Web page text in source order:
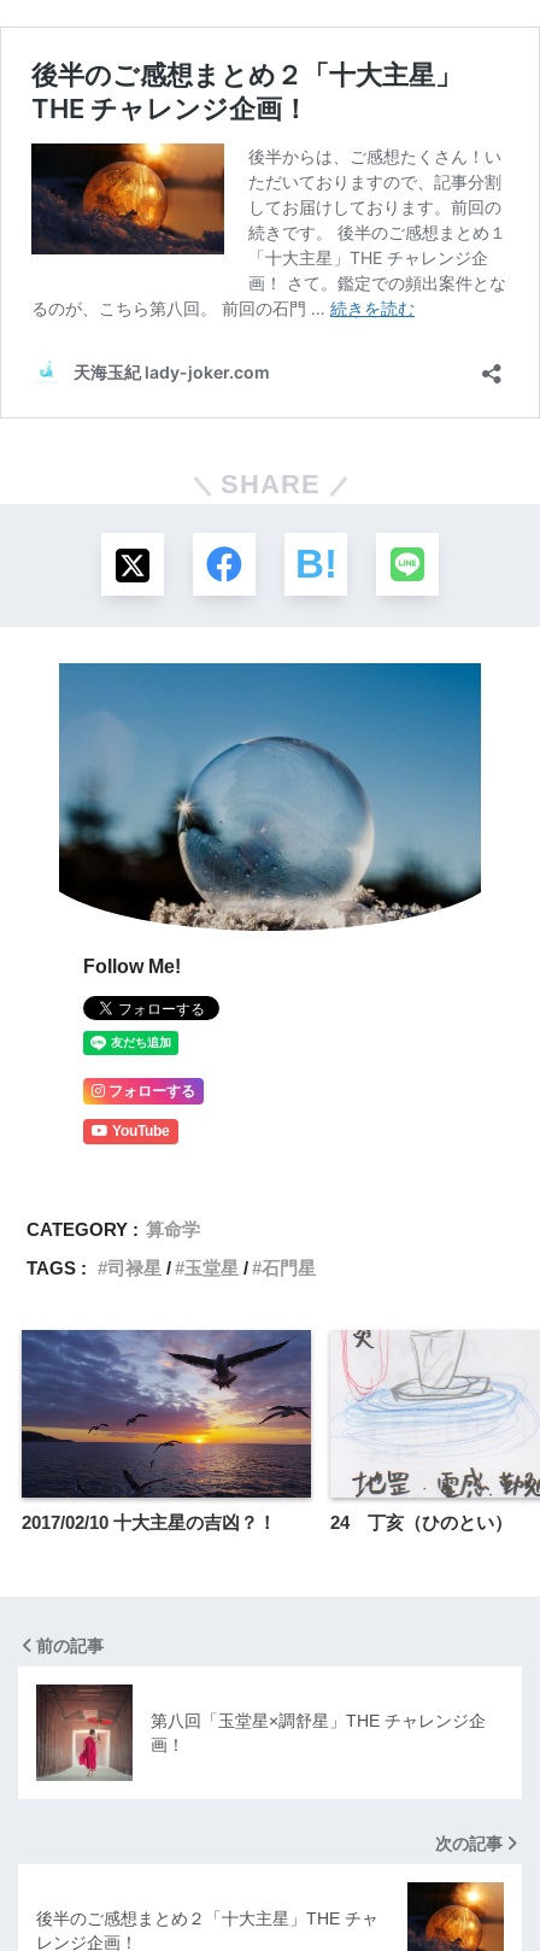
SHARE
Follow Me!
フォローする
YouTube
CATEGORY : 算命学
TAGS :
司禄星 玉堂星 石門星
2017/02/10 十大主星の吉凶？！ 24 丁亥（ひのとい）
前の記事
第八回「玉堂星×調舒星」THE チャレンジ企
画！
次の記事
後半のご感想まとめ２「十大主星」THE チャ
レンジ企画！